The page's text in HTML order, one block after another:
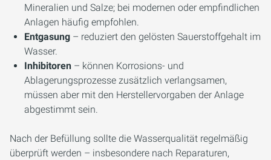
Mineralien und Salze; bei modernen oder empfindlichen
Anlagen häufig empfohlen.
Entgasung – reduziert den gelösten Sauerstoffgehalt im
Wasser.
Inhibitoren – können Korrosions- und
Ablagerungsprozesse zusätzlich verlangsamen,
müssen aber mit den Herstellervorgaben der Anlage
abgestimmt sein.
Nach der Befüllung sollte die Wasserqualität regelmäßig
überprüft werden – insbesondere nach Reparaturen,